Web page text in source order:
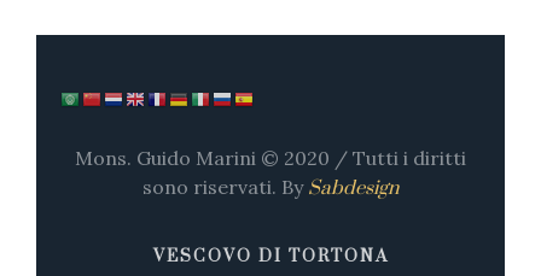
Mons. Guido Marini © 2020 / Tutti i diritti
sono riservati. By Sabdesign
VESCOVO DI TORTONA